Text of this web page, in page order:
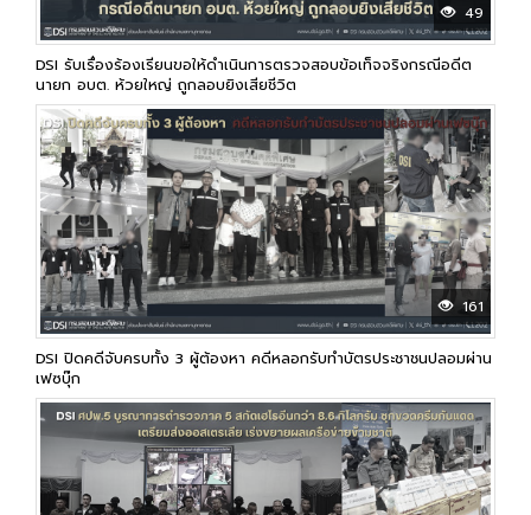
49
DSI รับเรื่องร้องเรียนขอให้ดำเนินการตรวจสอบข้อเท็จจริงกรณีอดีต
นายก อบต. ห้วยใหญ่ ถูกลอบยิงเสียชีวิต
161
DSI ปิดคดีจับครบทั้ง 3 ผู้ต้องหา คดีหลอกรับทำบัตรประชาชนปลอมผ่าน
เฟซบุ๊ก